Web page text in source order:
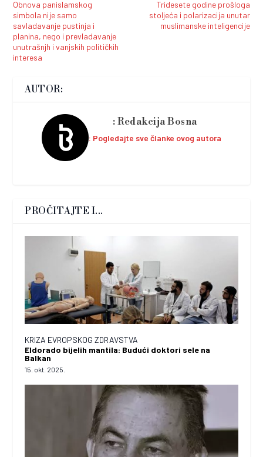
Obnova panislamskog
simbola nije samo
savladavanje pustinja i
planina, nego i prevladavanje
unutrašnjh i vanjskih političkih
interesa
Tridesete godine prošloga
stoljeća i polarizacija unutar
muslimanske inteligencije
AUTOR:
Redakcija Bosna
Pogledajte sve članke ovog autora
PROČITAJTE I...
KRIZA EVROPSKOG ZDRAVSTVA
Eldorado bijelih mantila: Budući doktori sele na
Balkan
15. okt. 2025.